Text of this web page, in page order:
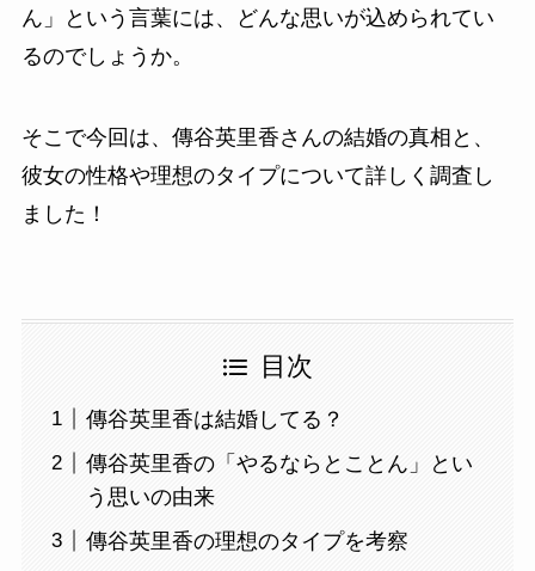
ん」という言葉には、どんな思いが込められてい
るのでしょうか。
そこで今回は、傳谷英里香さんの結婚の真相と、
彼女の性格や理想のタイプについて詳しく調査し
ました！
目次
傳谷英里香は結婚してる？
傳谷英里香の「やるならとことん」とい
う思いの由来
傳谷英里香の理想のタイプを考察